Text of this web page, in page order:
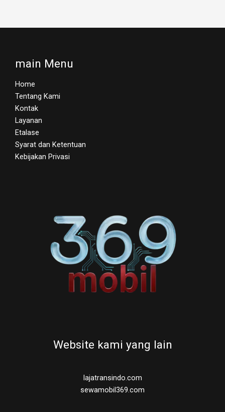
main Menu
Home
Tentang Kami
Kontak
Layanan
Etalase
Syarat dan Ketentuan
Kebijakan Privasi
Website kami yang lain
lajatransindo.com
sewamobil369.com